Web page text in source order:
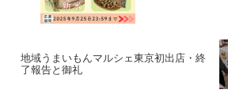
地域うまいもんマルシェ東京初出店・終
了報告と御礼